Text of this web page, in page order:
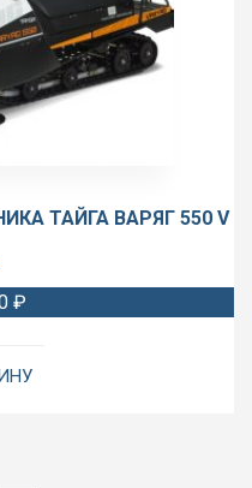
ТАЙГА ВАРЯГ 550 V
₽